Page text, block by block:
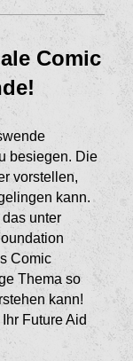
Comic
besiegen. Die
vorstellen,
kann.
unter
Comic
Thema so
kann!
Future Aid